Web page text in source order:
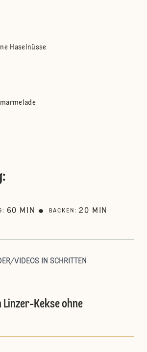
Haselnüsse
:
: 60 MIN BACKEN : 20 MIN
VIDEOS IN SCHRITTEN
Linzer-Kekse ohne